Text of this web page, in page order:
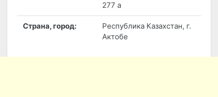
277 а
Страна, город:
Республика Казахстан, г.
Актобе